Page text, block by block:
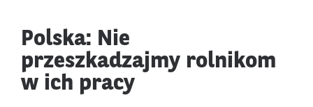
Polska: Nie
przeszkadzajmy rolnikom
w ich pracy